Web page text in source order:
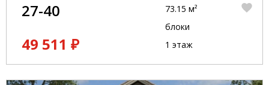
27-40
49 511 ₽
73.15 м²
блоки
1 этаж